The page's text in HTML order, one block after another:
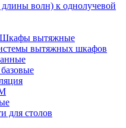
волн) к однолучевой
Шкафы вытяжные
вытяжных шкафов
для столов